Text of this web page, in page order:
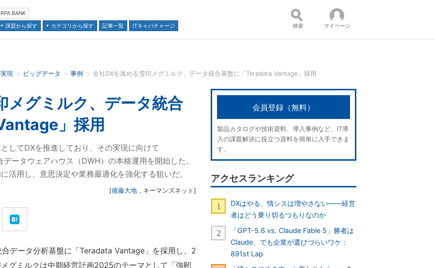
RPA BANK
課題から探す
カテゴリから探す 記事一覧 ITキャパチャージ
コンテンツ：
並び順：
検索 マイページ
現 ビッグデータ 事例 全社DXを進める雪印メグミルク、データ統合基盤に「Teradata Vantage」採用
メグミルク、データ統合
」採用
してDXを推進しており、その実現に向けて
ータウェアハウス（DWH）の本格運用を開始した。
活用し、意思決定や業務最適化を強化する狙いだ。
[後藤大地 ， キーマンズネット ]
データ分析基盤に「Teradata Vantage」を採用し、2
グミルクは中期経営計画2025のテーマとして「強靭
会員登録（無料）
製品カタログや技術資料、導入事例など、IT導
入の課題解決に役立つ資料を簡単に入手できま
す。
アクセスランキング
DXはやる、情シスは増やさない――経営
者はどう乗り切るつもりなのか
「GPT-5.6 vs. Claude Fable 5」勝者は
Claude、でも企業が選びづらいワケ：
891st Lap